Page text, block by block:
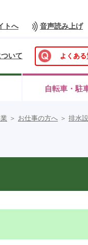
トへ 音声読み上げ
よくあ
いて
自転車・駐
＞ お仕事の方へ ＞ 排水